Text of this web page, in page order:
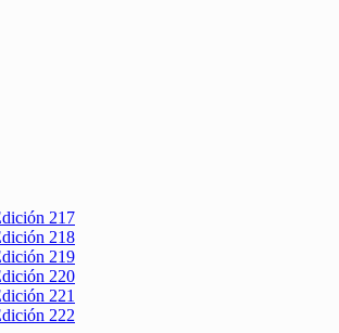
217
218
219
220
221
222